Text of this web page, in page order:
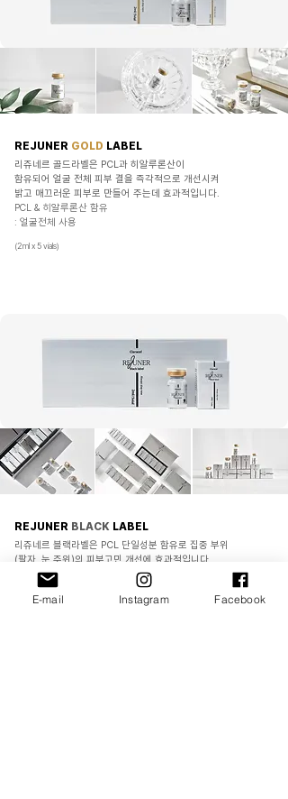
REJUNER GOLD LABEL
리쥬네르 골드라벨은 PCL과 히알루론산이
함유되어 얼굴 전체 피부 결을 즉각적으로 개선시켜
밝고 매끄러운 피부로 만들어 주는데 효과적입니다.
PCL & 히알루론산 함유
: 얼굴전체 사용
(2ml x 5 vials)
REJUNER BLACK LABEL
리쥬네르 블랙라벨은 PCL 단일성분 함유로 집중 부위
(팔자, 눈 주위)의 피부고민 개선에 효과적입니다.
PCL 단일성분 함유
: 목주름, 팔자주름, 관자놀이, 눈 밑 사용
E-mail Instagram Facebook